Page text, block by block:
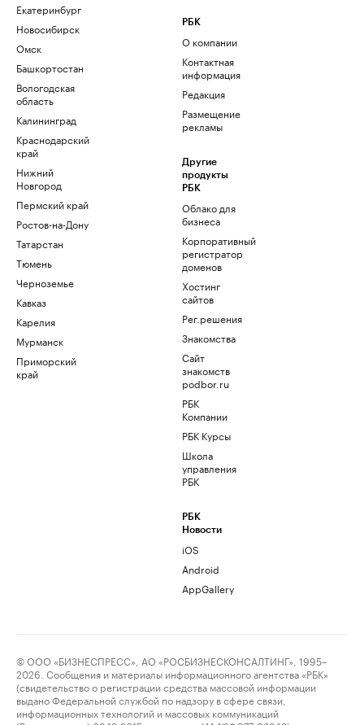
Екатеринбург
Новосибирск
Омск
Башкортостан
Вологодская
область
Калининград
Краснодарский
край
Нижний
Новгород
Пермский край
Ростов-на-Дону
Татарстан
Тюмень
Черноземье
Кавказ
Карелия
Мурманск
Приморский
край
РБК
О компании
Контактная
информация
Редакция
Размещение
рекламы
Другие
продукты
РБК
Облако для
бизнеса
Корпоративный
регистратор
доменов
Хостинг
сайтов
Рег.решения
Знакомства
Сайт
знакомств
podbor.ru
РБК
Компании
РБК Курсы
Школа
управления
РБК
РБК
Новости
iOS
Android
AppGallery
© ООО «БИЗНЕСПРЕСС», АО «РОСБИЗНЕСКОНСАЛТИНГ», 1995–
2026. Сообщения и материалы информационного агентства «РБК»
(свидетельство о регистрации средства массовой информации
выдано Федеральной службой по надзору в сфере связи,
информационных технологий и массовых коммуникаций